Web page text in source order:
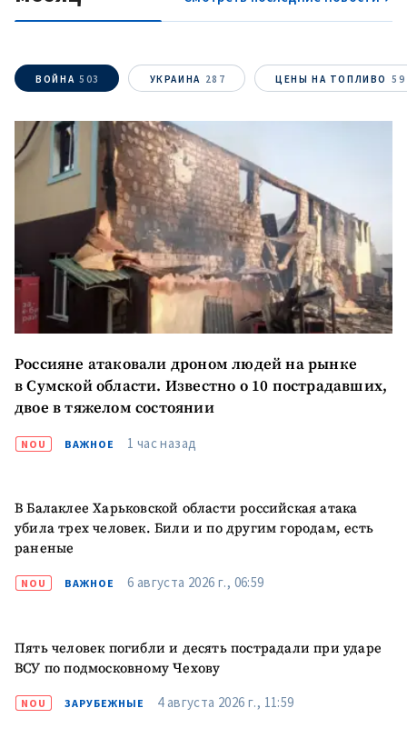
ВОЙНА 503 УКРАИНА 287 ЦЕНЫ НА ТОПЛИВО 59
Россияне атаковали дроном людей на рынке
в Сумской области. Известно о 10 пострадавших,
двое в тяжелом состоянии
NOU ВАЖНОЕ 1 час назад
В Балаклее Харьковской области российская атака
убила трех человек. Били и по другим городам, есть
раненые
NOU ВАЖНОЕ 6 августа 2026 г., 06:59
Пять человек погибли и десять пострадали при ударе
ВСУ по подмосковному Чехову
NOU ЗАРУБЕЖНЫЕ 4 августа 2026 г., 11:59
Анонимный источник
Имя + Моё имя
Электронная почта
+ Мой email
Телефон+ Личный телефон
Я прочитал(а) и согласен(на)
конфиденциальности.
ОТПРАВИТЬ НОВОСТЬ